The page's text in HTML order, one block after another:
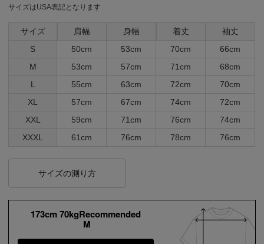
サイズはUSA表記となります
サイズ 肩幅 身幅 着丈
袖丈
S
50cm 53cm 70cm
66cm
M
53cm 57cm 71cm
68cm
L
55cm 63cm 72cm
70cm
XL
57cm 67cm 74cm
72cm
XXL
59cm 71cm 76cm
74cm
XXXL
61cm 76cm 78cm 76cm
サイズの測り方
173cm 70kgRecommended
M